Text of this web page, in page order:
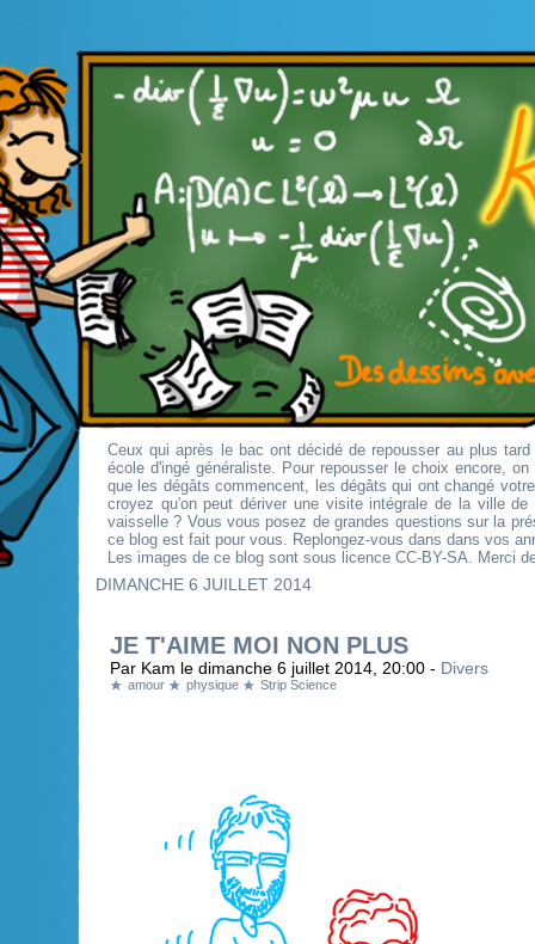
Ceux qui après le bac ont décidé de repousser au plus
école d'ingé généraliste. Pour repousser le choix encore,
que les dégâts commencent, les dégâts qui ont changé
croyez qu'on peut dériver une visite intégrale de la ville
vaisselle ? Vous vous posez de grandes questions sur la
ce blog est fait pour vous. Replongez-vous dans dans vos
Les images de ce blog sont sous licence CC-BY-SA. Merci
DIMANCHE 6 JUILLET 2014
JE T'AIME MOI NON PLUS
Par Kam le dimanche 6 juillet 2014, 20:00 - Divers
amour physique Strip Science